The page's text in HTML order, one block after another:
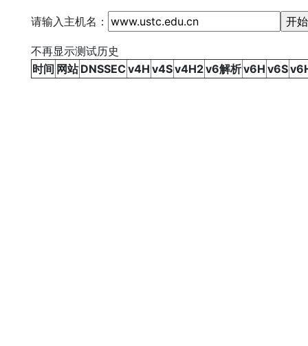
请输入主机名：
不再显示测试历史
时间 网站 DNSSECv4H v4Sv4H2v6解析v6H v6S